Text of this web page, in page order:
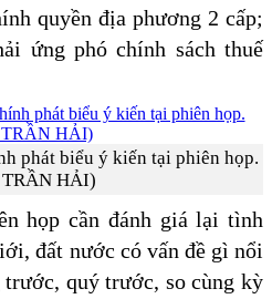
quyền địa phương 2 cấp;
ứng phó chính sách thuế
phát biểu ý kiến tại phiên họp.
HẢI)
họp cần đánh giá lại tình
đất nước có vấn đề gì nổi
quý trước, so cùng kỳ